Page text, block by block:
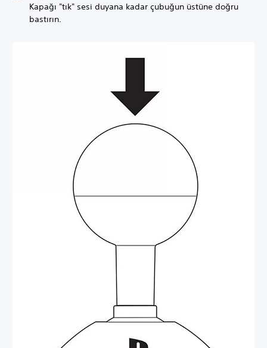
Kapağı "tık" sesi duyana kadar çubuğun üstüne doğru
bastırın.